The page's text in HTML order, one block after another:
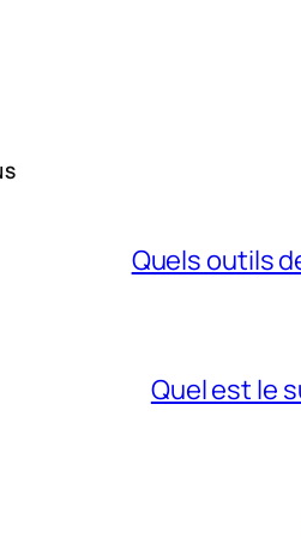
Quels outils
Quel est le